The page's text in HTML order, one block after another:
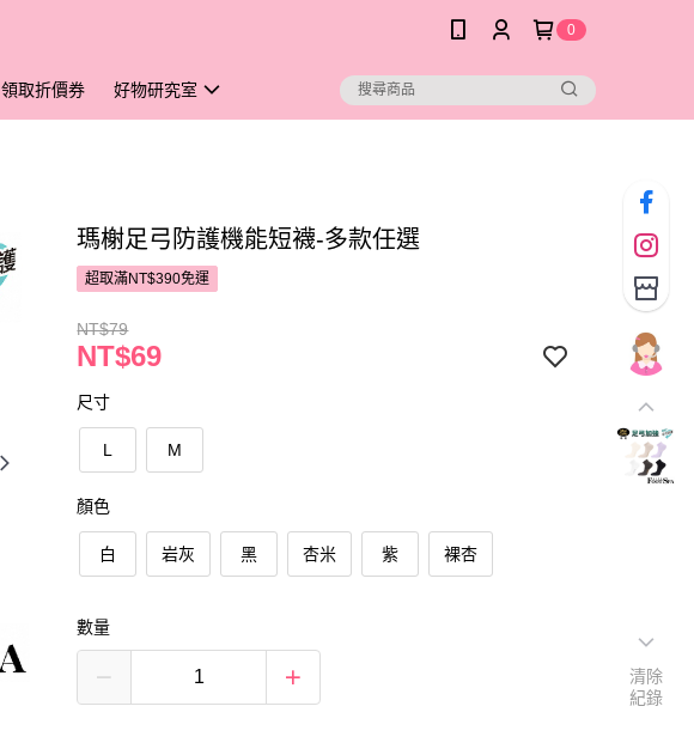
0
領取折價券 好物研究室
瑪榭足弓防護機能短襪-多款任選
超取滿NT$390免運
NT$79
NT$69
尺寸
L M
顏色
白 岩灰 黑 杏米 紫 裸杏
數量
清除
紀錄